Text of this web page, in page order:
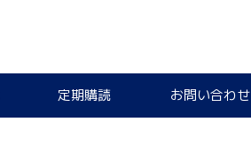
定期購読 お問い合わせ